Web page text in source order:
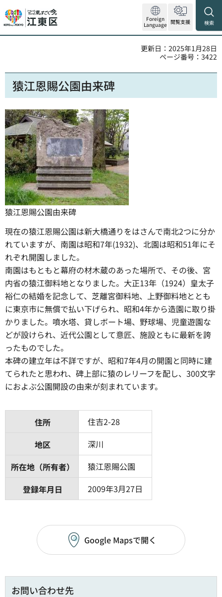
Foreign
Language 閲覧支援 検索
更新日：2025年1月28日
ページ番号：3422
猿江恩賜公園由来碑
猿江恩賜公園由来碑
現在の猿江恩賜公園は新大橋通りをはさんで南北2つに分か
れていますが、南園は昭和7年(1932)、北園は昭和51年にそ
れぞれ開園しました。
南園はもともと幕府の材木蔵のあった場所で、その後、宮
内省の猿江御料地となりました。大正13年（1924）皇太子
裕仁の結婚を記念して、芝離宮御料地、上野御料地ととも
に東京市に無償で払い下げられ、昭和4年から造園に取り掛
かりました。噴水塔、貸しボート場、野球場、児童遊園な
どが設けられ、近代公園として意匠、施設ともに最新を誇
ったものでした。
本碑の建立年は不詳ですが、昭和7年4月の開園と同時に建
てられたと思われ、碑上部に猿のレリーフを配し、300文字
におよぶ公園開設の由来が刻まれています。
住所
住吉2-28
地区
深川
所在地（所有者）
猿江恩賜公園
登録年月日
2009年3月27日
Google Mapsで開く
お問い合わせ先